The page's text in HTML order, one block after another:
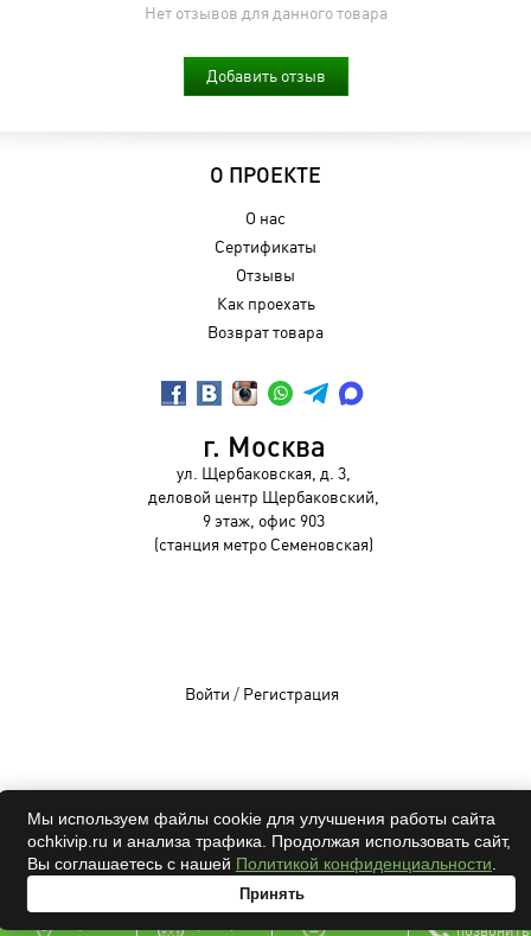
позвонить
Нет отзывов для данного товара
Добавить отзыв
О ПРОЕКТЕ
О нас
Сертификаты
Отзывы
Как проехать
Возврат товара
г. Москва
ул. Щербаковская, д. 3,
деловой центр Щербаковский,
9 этаж, офис 903
(станция метро Семеновская)
Войти / Регистрация
OCHKIVIP 2009-2026©
Все права защищены
Мы используем файлы cookie для улучшения работы сайта
ochkivip.ru и анализа трафика. Продолжая использовать сайт,
Вы соглашаетесь с нашей Политикой конфиденциальности
Принять